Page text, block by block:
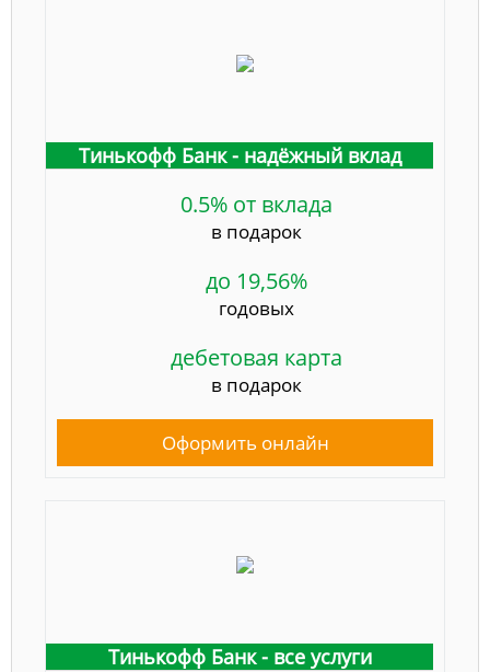
Тинькофф Банк - надёжный вклад
0.5% от вклада
в подарок
до 19,56%
годовых
дебетовая карта
в подарок
Оформить онлайн
Тинькофф Банк - все услуги